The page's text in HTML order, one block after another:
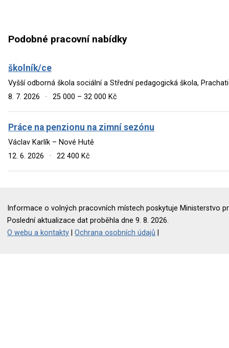
Podobné pracovní nabídky
školník/ce
Vyšší odborná škola sociální a Střední pedagogická škola,
8. 7. 2026
· 25 000 – 32 000 Kč
Práce na penzionu na zimní sezónu
Václav Karlík – Nové Hutě
12. 6. 2026
· 22 400 Kč
Informace o volných pracovních místech poskytuje Ministerstvo
Poslední aktualizace dat proběhla dne 9. 8. 2026.
O webu a kontakty |Ochrana osobních údajů